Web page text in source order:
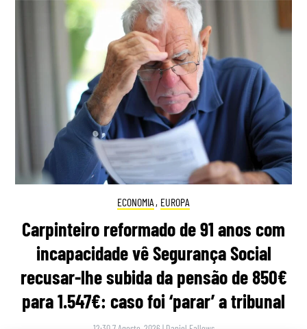
ECONOMIA , EUROPA
Carpinteiro reformado de 91 anos com
incapacidade vê Segurança Social
recusar-lhe subida da pensão de 850€
para 1.547€: caso foi ‘parar’ a tribunal